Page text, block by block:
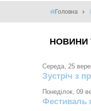
Головна
НОВИНИ
Середа, 25
Зустріч з
Понеділок, 09
Фестиваль